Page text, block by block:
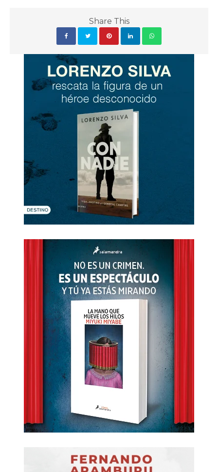
Share This